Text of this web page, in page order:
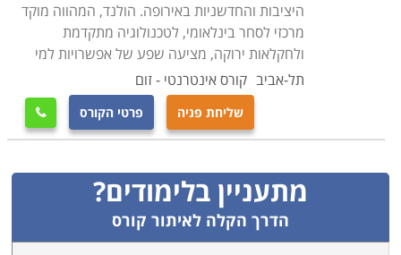
היציבות והחדשניות באירופה. הולנד, המהווה מוקד
מרכזי לסחר בינלאומי, לטכנולוגיה מתקדמת
ולחקלאות ירוקה, מציעה שפע של אפשרויות למי
תל-אביב קורס אינטרנטי - זום
שליחת פניה פרטי הקורס 
מתעניין בלימודים?
הדרך הקלה לאיתור קורס